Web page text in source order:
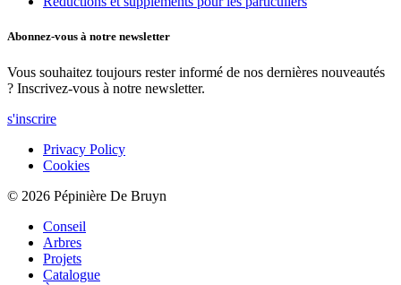
Abonnez-vous à notre newsletter
Vous souhaitez toujours rester informé de nos dernières nouveautés
? Inscrivez-vous à notre newsletter.
s'inscrire
Privacy Policy
Cookies
© 2026 Pépinière De Bruyn
Conseil
Arbres
Projets
Catalogue